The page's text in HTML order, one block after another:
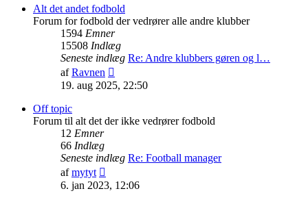
indlæg
Alt det andet fodbold
Forum for fodbold der vedrører alle andre klubber
1594 Emner
15508 Indlæg
Seneste indlæg Re: Andre klubbers gøren og l…
afRavnen
det
19. aug 2025, 22:50
Off topic
Forum til alt det der ikke vedrører fodbold
12 Emner
66 Indlæg
Seneste indlæg Re: Football manager
afmytyt
det
6. jan 2023, 12:06